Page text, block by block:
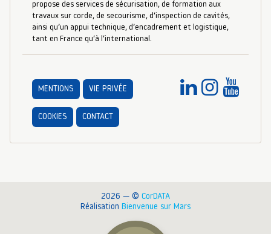
propose des services de sécurisation, de formation aux
travaux sur corde, de secourisme, d’inspection de cavités,
ainsi qu’un appui technique, d’encadrement et logistique,
tant en France qu’à l’international.
MENTIONS VIE PRIVÉE
COOKIES CONTACT
2026 — © CorDATA
Réalisation Bienvenue sur Mars